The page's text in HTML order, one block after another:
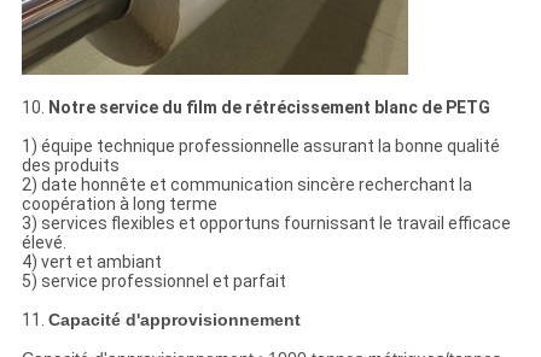
10. Notre service du film de rétrécissement blanc de PETG
1) équipe technique professionnelle assurant la bonne qualité
des produits
2) date honnête et communication sincère recherchant la
coopération à long terme
3) services flexibles et opportuns fournissant le travail efficace
élevé.
4) vert et ambiant
5) service professionnel et parfait
11. Capacité d'approvisionnement